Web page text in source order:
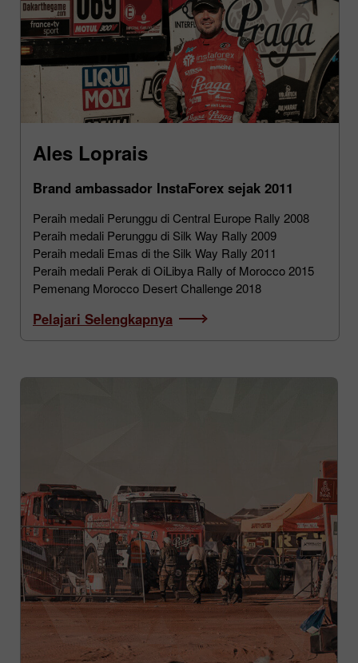
Ales Loprais
Brand ambassador InstaForex sejak 2011
Peraih medali Perunggu di Central Europe Rally 2008
Peraih medali Perunggu di Silk Way Rally 2009
Peraih medali Emas di the Silk Way Rally 2011
Peraih medali Perak di OiLibya Rally of Morocco 2015
Pemenang Morocco Desert Challenge 2018
Pelajari Selengkapnya